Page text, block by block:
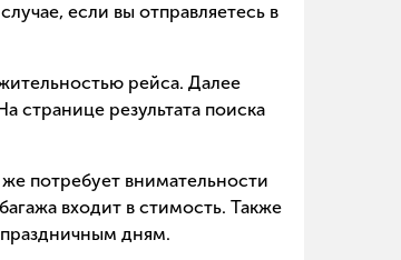
если вы отправляетесь в
рейса. Далее
странице результата поиска
потребует внимательности
входит в стимость. Также
дням.